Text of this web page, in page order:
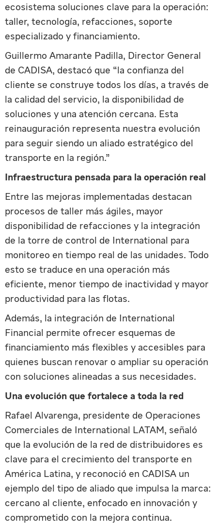
ecosistema soluciones clave para la operación:
taller, tecnología, refacciones, soporte
especializado y financiamiento.
Guillermo Amarante Padilla, Director General
de CADISA, destacó que “la confianza del
cliente se construye todos los días, a través de
la calidad del servicio, la disponibilidad de
soluciones y una atención cercana. Esta
reinauguración representa nuestra evolución
para seguir siendo un aliado estratégico del
transporte en la región.”
Infraestructura pensada para la operación real
Entre las mejoras implementadas destacan
procesos de taller más ágiles, mayor
disponibilidad de refacciones y la integración
de la torre de control de International para
monitoreo en tiempo real de las unidades. Todo
esto se traduce en una operación más
eficiente, menor tiempo de inactividad y mayor
productividad para las flotas.
Además, la integración de International
Financial permite ofrecer esquemas de
financiamiento más flexibles y accesibles para
quienes buscan renovar o ampliar su operación
con soluciones alineadas a sus necesidades.
Una evolución que fortalece a toda la red
Rafael Alvarenga, presidente de Operaciones
Comerciales de International LATAM, señaló
que la evolución de la red de distribuidores es
clave para el crecimiento del transporte en
América Latina, y reconoció en CADISA un
ejemplo del tipo de aliado que impulsa la marca:
cercano al cliente, enfocado en innovación y
comprometido con la mejora continua.